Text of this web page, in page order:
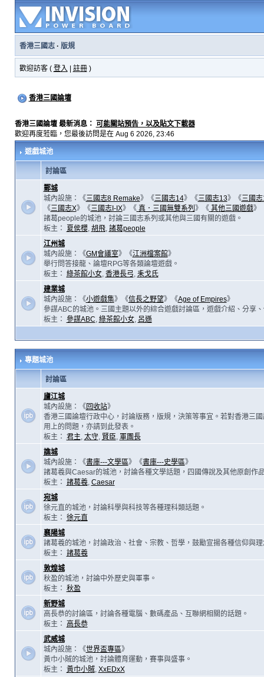
香港三國志· 版規
歡迎訪客 ( 登入 註冊)
香港三國論壇
香港三國論壇 最新消息： 可能關站預告，以及貼文下載器
歡迎再度蒞臨，您最後訪問是在 Aug 6 2026, 23:46
遊戲城池
討論區
鄴城
城內設施：《三國志8 Remake》《三國志14》《三國志13》《三國
《三國志X》《三國志I-IX》《真．三國無雙系列 》《其他三國遊戲》
諸葛people的城池，討論三國志系列或其他與三國有關的遊戲。
板主：
夏侯櫻, 胡飛, 諸葛people
江州城
城內設施：《GM會議室》《江洲檔案館》
舉行問答接龍、論壇RPG等各類論壇遊戲。
板主： 綠茶館小女, 香港長弓, 耒戈氏
建業城
城內設施：《小遊戲集》《信長之野望》《Age of Empires》
參謀ABC的城池。三國主題以外的綜合遊戲討論區，遊戲介紹、分享
板主： 參謀ABC, 綠茶館小女, 呂遜
專題城池
討論區
廬江城
城內設施：《回收站》
香港三國論壇行政中心，討論版務，版規，決策等事宜。若對香港三
用上的問題，亦請到此發表。
板主： 君主, 太守, 賢臣, 軍團長
譙城
城內設施：《書庫---文學區》《書庫---史學區》
諸葛羲與Caesar的城池，討論各種文學話題，四國傳說及其他原創作
板主： 諸葛羲, Caesar
宛城
徐元直的城池，討論科學與科技等各種理科類話題。
板主： 徐元直
襄陽城
諸葛羲的城池，討論政治、社會、宗教、哲學，鼓勵宣揚各種信仰與理
板主： 諸葛羲
敦煌城
秋盈的城池，討論中外歷史與軍事。
板主： 秋盈
新野城
高長恭的討論區，討論各種電腦、數碼產品、互聯網相關的話題。
板主：
高長恭
武威城
城內設施：《世界盃專區》
黃巾小賊的城池，討論體育運動，賽事與盛事。
板主： 黃巾小賊, XxEDxX